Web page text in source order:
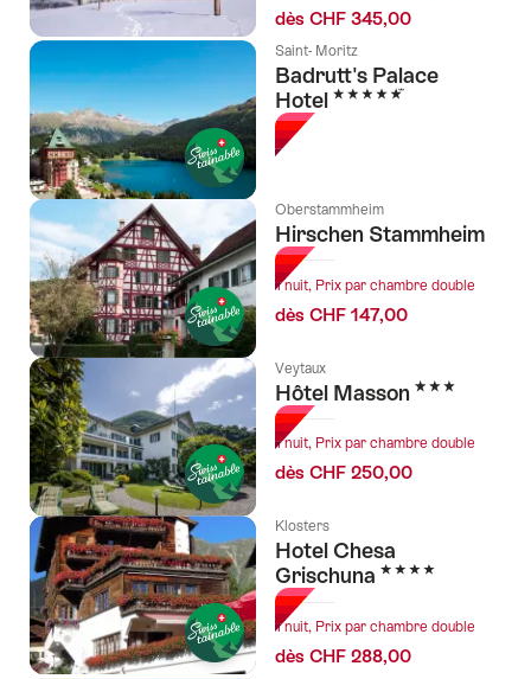
dès CHF 345,00
Saint- Moritz
Badrutt's Palace
Hotel 5 étoiles
Oberstammheim
Hirschen Stammheim
1 nuit, Prix par chambre double
dès CHF 147,00
Veytaux
Hôtel Masson 3 étoiles
1 nuit, Prix par chambre double
dès CHF 250,00
Klosters
Hotel Chesa
Grischuna 4 étoiles
1 nuit, Prix par chambre double
dès CHF 288,00